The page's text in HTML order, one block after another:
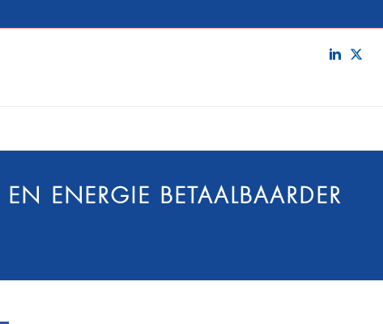
ENERGIE BETAALBAARDER